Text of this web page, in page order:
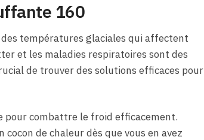
160
températures glaciales qui affectent
et les maladies respiratoires sont des
de trouver des solutions efficaces pour
pour combattre le froid efficacement.
cocon de chaleur dès que vous en avez